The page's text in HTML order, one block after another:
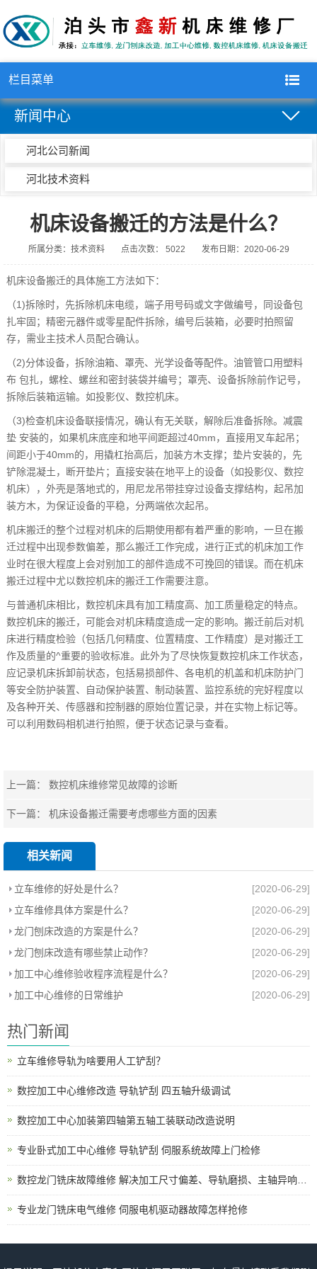
栏目菜单
新闻中心
河北公司新闻
河北技术资料
机床设备搬迁的方法是什么？
所属分类：技术资料 点击次数： 5022 发布日期：2020-06-29
机床设备搬迁的具体施工方法如下：
（1)拆除时，先拆除机床电缆，端子用号码或文字做编号，同设备包
扎牢固；精密元器件或零星配件拆除，编号后装箱，必要时拍照留
存，需业主技术人员配合确认。
（2)分体设备，拆除油箱、罩壳、光学设备等配件。油管管口用塑料
布 包扎，螺栓、螺丝和密封装袋并编号；罩壳、设备拆除前作记号，
拆除后装箱运输。如投影仪、数控机床。
（3)检查机床设备联接情况，确认有无关联，解除后准备拆除。减震
垫 安装的，如果机床底座和地平间距超过40mm，直接用叉车起吊；
间距小于40mm的，用撬杠抬高后，加装方木支撑；垫片安装的，先
铲除混凝土，断开垫片；直接安装在地平上的设备（如投影仪、数控
机床），外壳是落地式的，用尼龙吊带挂穿过设备支撑结构，起吊加
装方木，为保证设备的平稳，分两端依次起吊。
机床搬迁的整个过程对机床的后期使用都有着严重的影响，一旦在搬
迁过程中出现参数偏差，那么搬迁工作完成，进行正式的机床加工作
业时在很大程度上会对别加工的部件造成不可挽回的错误。而在机床
搬迁过程中尤以数控机床的搬迁工作需要注意。
与普通机床相比，数控机床具有加工精度高、加工质量稳定的特点。
数控机床的搬迁，可能会对机床精度造成一定的影响。搬迁前后对机
床进行精度检验（包括几何精度、位置精度、工作精度）是对搬迁工
作及质量的^重要的验收标准。此外为了尽快恢复数控机床工作状态，
应记录机床拆卸前状态，包括易损部件、各电机的机盖和机床防护门
等安全防护装置、自动保护装置、制动装置、监控系统的完好程度以
及各种开关、传感器和控制器的原始位置记录，并在实物上标记等。
可以利用数码相机进行拍照，便于状态记录与查看。
上一篇：数控机床维修常见故障的诊断
下一篇：机床设备搬迁需要考虑哪些方面的因素
相关新闻
立车维修的好处是什么？
[2020-06-29]
立车维修具体方案是什么？
[2020-06-29]
龙门刨床改造的方案是什么？
[2020-06-29]
龙门刨床改造有哪些禁止动作？
[2020-06-29]
加工中心维修验收程序流程是什么？
[2020-06-29]
加工中心维修的日常维护
[2020-06-29]
热门新闻
立车维修导轨为啥要用人工铲刮？
数控加工中心维修改造 导轨铲刮 四五轴升级调试
数控加工中心加装第四轴第五轴工装联动改造说明
专业卧式加工中心维修 导轨铲刮 伺服系统故障上门检修
专业龙门铣床电气维修 伺服电机驱动器故障怎样抢修